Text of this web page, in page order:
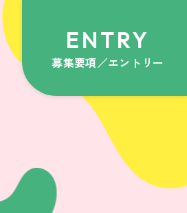
ENTRY
募集要項／エントリー